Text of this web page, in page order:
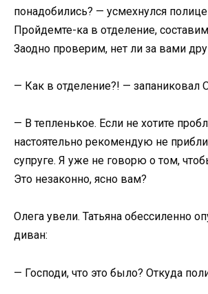
понадобились? — усмехнулся
Пройдемте-ка в отделение,
Заодно проверим, нет ли за вами
— Как в отделение?! — запаниковал
— В тепленькое. Если не хотите
настоятельно рекомендую не
супруге. Я уже не говорю о том,
Это незаконно, ясно вам?
Олега увели. Татьяна обессиленно
диван:
— Господи, что это было? Откуда